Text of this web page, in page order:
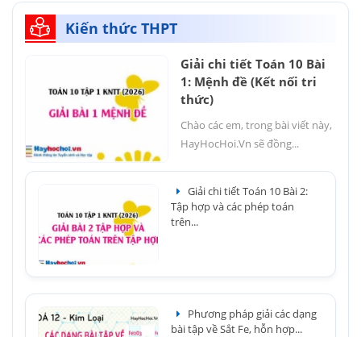
Kiến thức THPT
Giải chi tiết Toán 10 Bài
1: Mệnh đề (Kết nối tri
thức)
Chào các em, trong bài viết này,
HayHocHoi.Vn sẽ đồng...
Giải chi tiết Toán 10 Bài 2:
Tập hợp và các phép toán
trên...
Phương pháp giải các dạng
bài tập về Sắt Fe, hỗn hợp...